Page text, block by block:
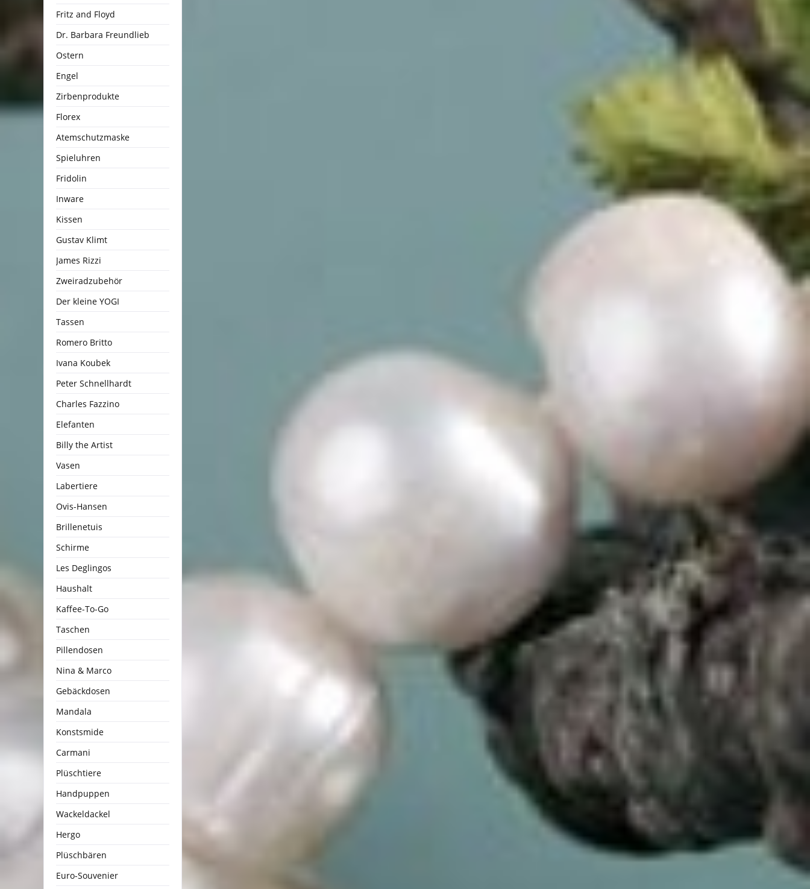
Fritz and Floyd
Dr. Barbara Freundlieb
Ostern
Engel
Zirbenprodukte
Florex
Atemschutzmaske
Spieluhren
Fridolin
Inware
Kissen
Gustav Klimt
James Rizzi
Zweiradzubehör
Der kleine YOGI
Tassen
Romero Britto
Ivana Koubek
Peter Schnellhardt
Charles Fazzino
Elefanten
Billy the Artist
Vasen
Labertiere
Ovis-Hansen
Brillenetuis
Schirme
Les Deglingos
Haushalt
Kaffee-To-Go
Taschen
Pillendosen
Nina & Marco
Gebäckdosen
Mandala
Konstsmide
Carmani
Plüschtiere
Handpuppen
Wackeldackel
Hergo
Plüschbären
Euro-Souvenier